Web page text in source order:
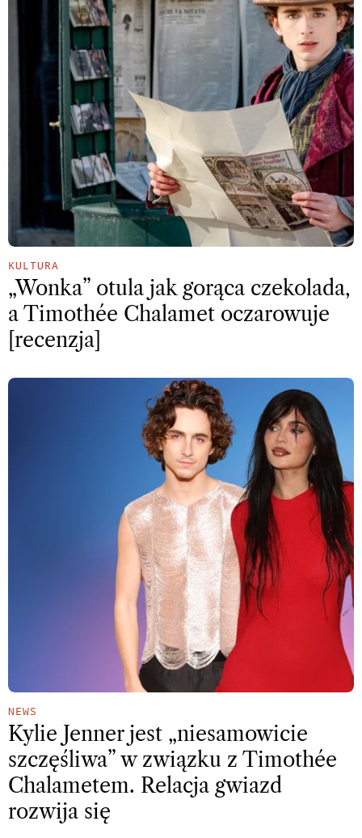
KULTURA
„Wonka” otula jak gorąca czekolada,
a Timothée Chalamet oczarowuje
[recenzja]
NEWS
Kylie Jenner jest „niesamowicie
szczęśliwa” w związku z Timothée
Chalametem. Relacja gwiazd
rozwija się